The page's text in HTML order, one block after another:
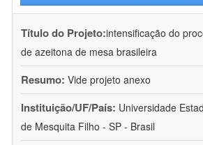
Título do Projeto:intensificação do
de azeitona de mesa brasileira
Resumo: Vide projeto anexo
Instituição/UF/País: Universidade
de Mesquita Filho - SP - Brasil